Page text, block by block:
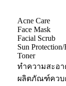
Acne Care
Face Mask
Facial Scrub
Sun
Toner
ทำความสะอา
ผลิตภัณฑ์คว